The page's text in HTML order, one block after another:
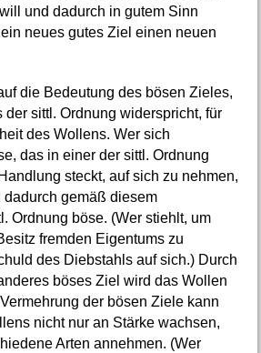
und dadurch in gutem Sinn
neues gutes Ziel einen neuen
die Bedeutung des bösen Zieles,
sittl. Ordnung widerspricht, für
des Wollens. Wer sich
das in einer der sittl. Ordnung
steckt, auf sich zu nehmen,
gemäß diesem
Ordnung böse. (Wer stiehlt, um
fremden Eigentums zu
des Diebstahls auf sich.) Durch
böses Ziel wird das Wollen
der bösen Ziele kann
nicht nur an Stärke wachsen,
Arten annehmen. (Wer